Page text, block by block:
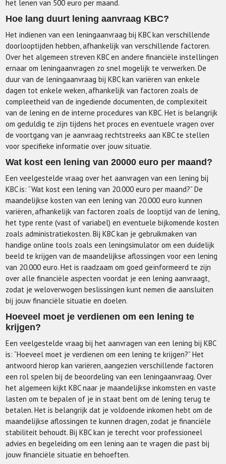
het lenen van 500 euro per maand.
Hoe lang duurt lening aanvraag KBC?
Het indienen van een leningaanvraag bij KBC kan verschillende
doorlooptijden hebben, afhankelijk van verschillende factoren.
Over het algemeen streven KBC en andere financiële instellingen
ernaar om leningaanvragen zo snel mogelijk te verwerken. De
duur van de leningaanvraag bij KBC kan variëren van enkele
dagen tot enkele weken, afhankelijk van factoren zoals de
compleetheid van de ingediende documenten, de complexiteit
van de lening en de interne procedures van KBC. Het is belangrijk
om geduldig te zijn tijdens het proces en eventuele vragen over
de voortgang van je aanvraag rechtstreeks aan KBC te stellen
voor specifieke informatie over jouw situatie.
Wat kost een lening van 20000 euro per maand?
Een veelgestelde vraag over het aanvragen van een lening bij
KBC is: “Wat kost een lening van 20.000 euro per maand?” De
maandelijkse kosten van een lening van 20.000 euro kunnen
variëren, afhankelijk van factoren zoals de looptijd van de lening,
het type rente (vast of variabel) en eventuele bijkomende kosten
zoals administratiekosten. Bij KBC kan je gebruikmaken van
handige online tools zoals een leningsimulator om een duidelijk
beeld te krijgen van de maandelijkse aflossingen voor een lening
van 20.000 euro. Het is raadzaam om goed geïnformeerd te zijn
over alle financiële aspecten voordat je een lening aanvraagt,
zodat je weloverwogen beslissingen kunt nemen die aansluiten
bij jouw financiële situatie en doelen.
Hoeveel moet je verdienen om een lening te
krijgen?
Een veelgestelde vraag bij het aanvragen van een lening bij KBC
is: “Hoeveel moet je verdienen om een lening te krijgen?” Het
antwoord hierop kan variëren, aangezien verschillende factoren
een rol spelen bij de beoordeling van een leningaanvraag. Over
het algemeen kijkt KBC naar je maandelijkse inkomsten en vaste
lasten om te bepalen of je in staat bent om de lening terug te
betalen. Het is belangrijk dat je voldoende inkomen hebt om de
maandelijkse aflossingen te kunnen dragen, zodat je financiële
stabiliteit behoudt. Bij KBC kan je terecht voor professioneel
advies en begeleiding om een lening aan te vragen die past bij
jouw financiële situatie en behoeften.